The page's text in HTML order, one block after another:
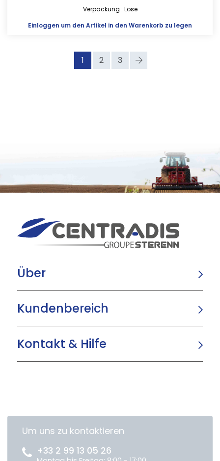
Verpackung : Lose
Einloggen um den Artikel in den Warenkorb zu legen
1 2 3
Über
Kundenbereich
Kontakt & Hilfe
Um uns zu kontaktieren
+33 2 99 13 05 26